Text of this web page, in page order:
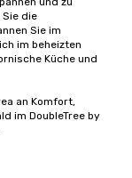
Sie die
Sie im
im beheizten
Küche und
an Komfort,
im DoubleTree by